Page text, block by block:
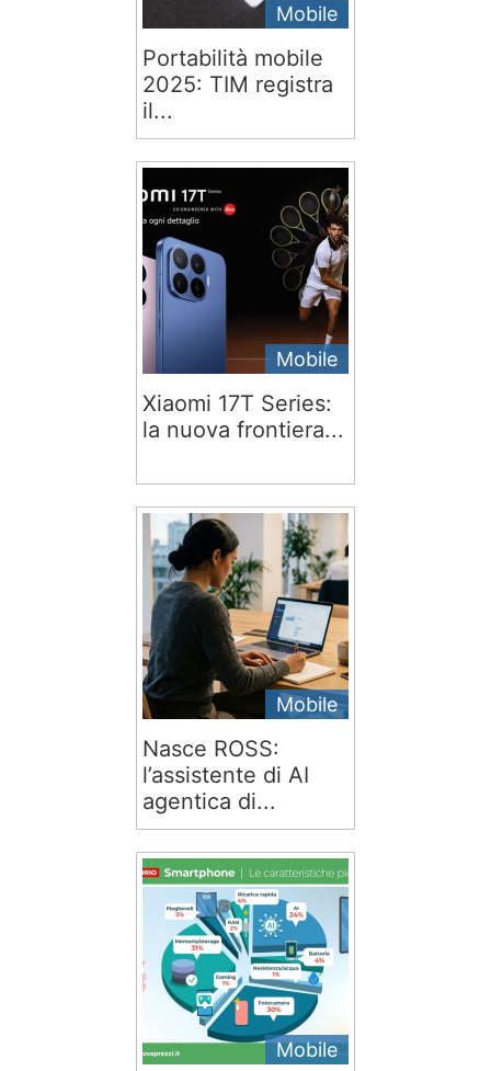
Mobile
Portabilità mobile
2025: TIM registra
il...
Mobile
Xiaomi 17T Series:
la nuova frontiera...
Mobile
Nasce ROSS:
l’assistente di AI
agentica di...
Mobile